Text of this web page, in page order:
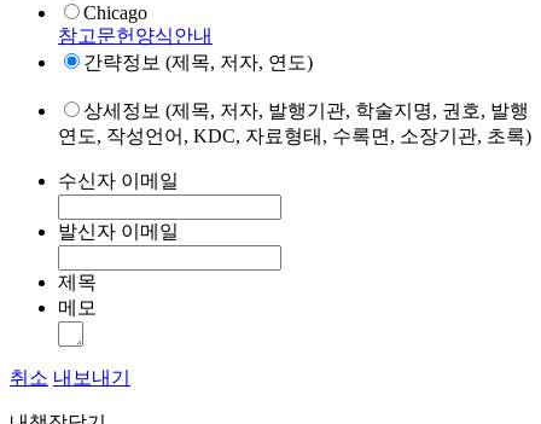
Chicago
참고문헌양식안내
간략정보 (제목, 저자, 연도)
상세정보 (제목, 저자, 발행기관, 학술지명, 권호, 발행
연도, 작성언어, KDC, 자료형태, 수록면, 소장기관, 초록)
수신자 이메일
발신자 이메일
제목
메모
취소 내보내기